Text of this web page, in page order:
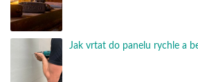
Jak vrtat do panelu